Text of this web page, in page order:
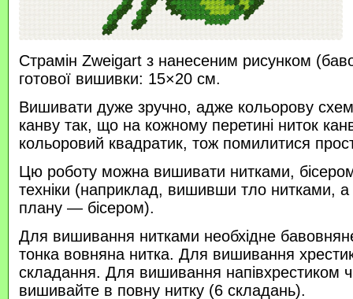
Страмін Zweigart з нанесеним рисунком
готової вишивки: 15×20 см.
Вишивати дуже зручно, адже кольорову
канву так, що на кожному перетині ниток
кольоровий квадратик, тож помилитися
Цю роботу можна вишивати нитками, бісером
техніки (наприклад, вишивши тло нитками, а
плану — бісером).
Для вишивання нитками необхідне
тонка вовняна нитка. Для вишивання
складання. Для вишивання напівхрестиком
вишивайте в повну нитку (6 складань).